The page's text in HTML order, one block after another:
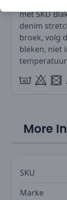
met SKU
denim
broek, volg
bleken, niet
More
SKU
Marke